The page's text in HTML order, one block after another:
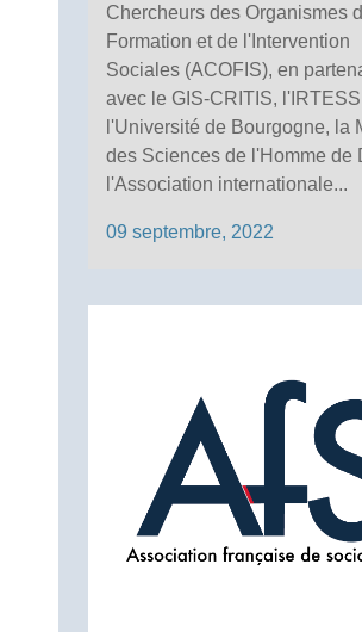
Chercheurs des Organismes
Formation et de l'Intervention
Sociales (ACOFIS), en
avec le GIS-CRITIS,
l'Université de Bourgogne, la
des Sciences de l'Homme de
l'Association internationale...
09 septembre, 2022